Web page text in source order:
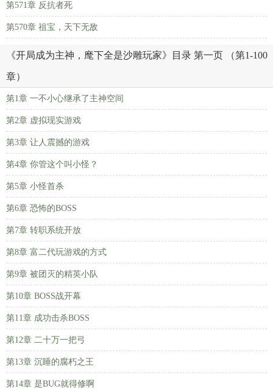
第571章 反抗者死
第570章 祖宝，天下无敌
《开局成为主神，麾下全是沙雕玩家》目录 第一页 （第1-100
章）
第1章 一不小心继承了主神空间
第2章 虚拟现实游戏
第3章 让人震撼的游戏
第4章 你管这个叫小怪？
第5章 小怪首杀
第6章 恐怖的BOSS
第7章 转职系统开放
第8章 富二代玩游戏的方式
第9章 被团灭的精英小队
第10章 BOSS战开幕
第11章 成功击杀BOSS
第12章 二十万一把弓
第13章 沉睡的腐朽之王
第14章 是BUG就得修啊